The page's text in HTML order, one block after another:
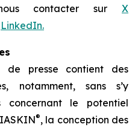
contacter sur X
LinkedIn.
de presse contient des
notamment, sans s’y
concernant le potentiel
®, la conception des